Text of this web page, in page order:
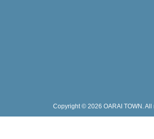
Copyright © 2026 OARAI TOWN. All